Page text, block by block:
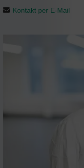
Kontakt per E-Mail